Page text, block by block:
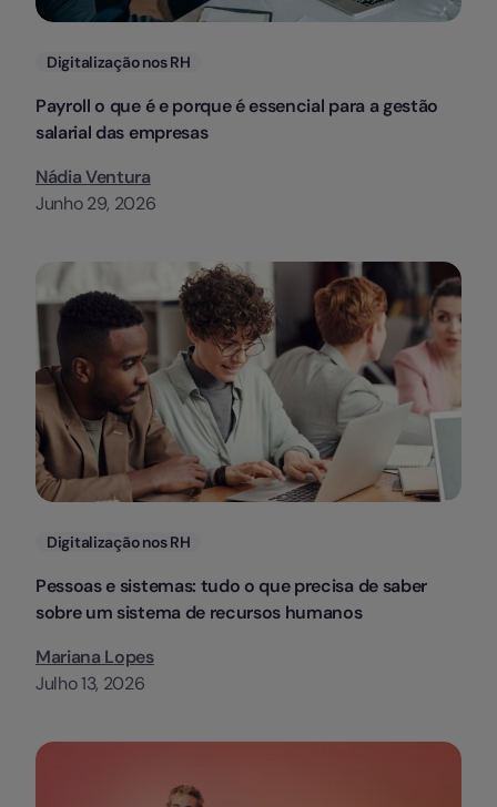
Categorias
Digitalização nos RH
Payroll o que é e porque é essencial para a gestão
salarial das empresas
Nádia Ventura
Junho 29, 2026
Categorias
Digitalização nos RH
Pessoas e sistemas: tudo o que precisa de saber
sobre um sistema de recursos humanos
Mariana Lopes
Julho 13, 2026